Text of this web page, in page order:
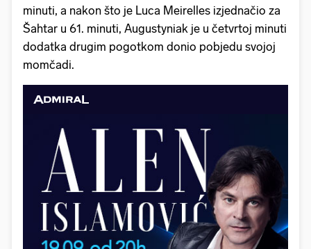
minuti, a nakon što je Luca Meirelles izjednačio za
Šahtar u 61. minuti, Augustyniak je u četvrtoj minuti
dodatka drugim pogotkom donio pobjedu svojoj
momčadi.